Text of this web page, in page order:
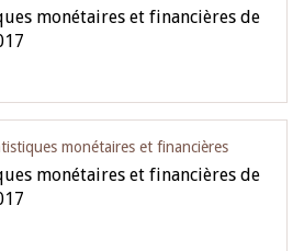
monétaires et financières de
monétaires et financières
monétaires et financières de